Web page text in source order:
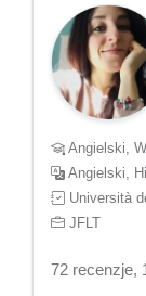
Angielski,
Angielski,
Università
JFLT
72 recenzje,